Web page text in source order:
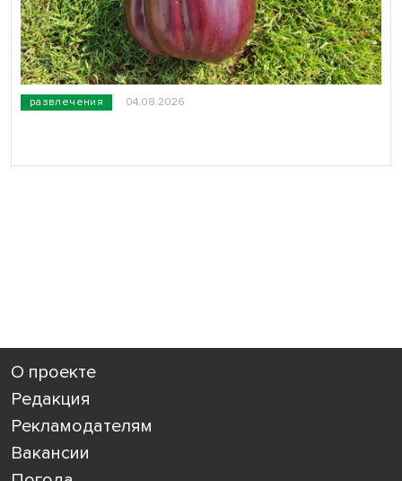
развлечения 04.08.2026
О проекте
Редакция
Рекламодателям
Вакансии